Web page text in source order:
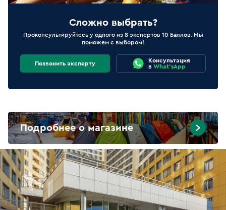
Сложно выбрать?
Проконсультируйтесь у одного из 8 экспертов 10 Баллов. Мы
поможем с выбором!
Позвонить эксперту
Консультация
в What'sApp
Подробнее о магазине